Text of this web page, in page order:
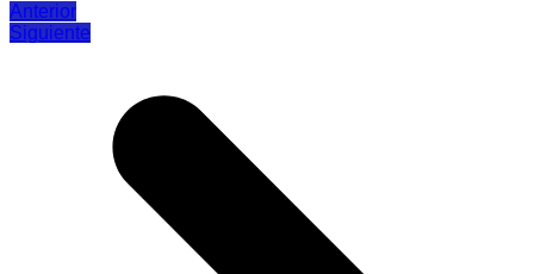
Anterior
Siguiente